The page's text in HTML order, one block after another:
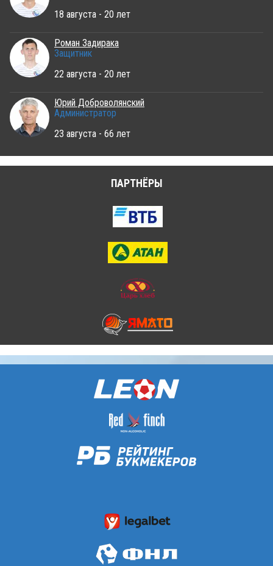
18 августа - 20 лет
Роман Задирака
Защитник
22 августа - 20 лет
Юрий Доброволянский
Администратор
23 августа - 66 лет
ПАРТНЁРЫ